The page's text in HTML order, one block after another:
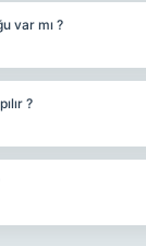
var mı ?
?